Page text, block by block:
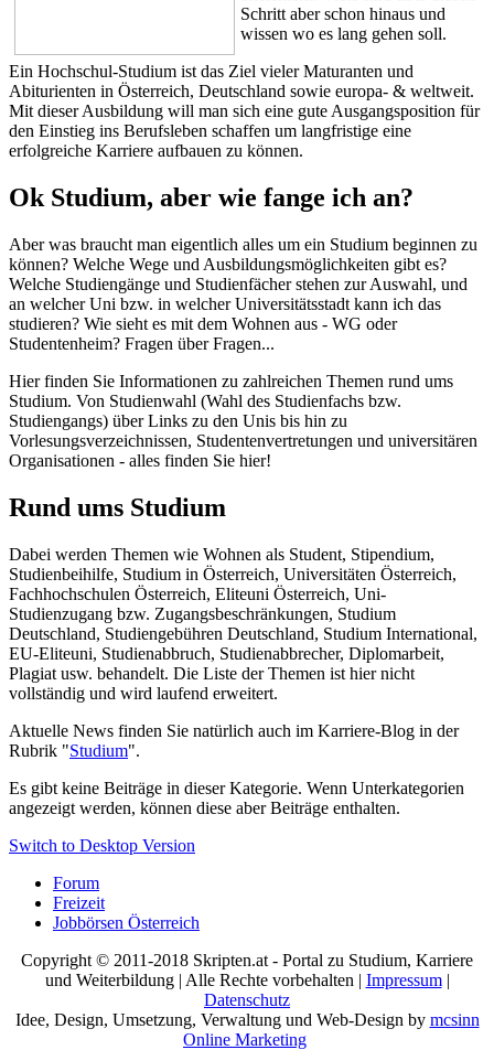
Schritt aber schon hinaus und
wissen wo es lang gehen soll.
Ein Hochschul-Studium ist das Ziel vieler Maturanten und
Abiturienten in Österreich, Deutschland sowie europa- & weltweit.
Mit dieser Ausbildung will man sich eine gute Ausgangsposition für
den Einstieg ins Berufsleben schaffen um langfristige eine
erfolgreiche Karriere aufbauen zu können.
Ok Studium, aber wie fange ich an?
Aber was braucht man eigentlich alles um ein Studium beginnen zu
können? Welche Wege und Ausbildungsmöglichkeiten gibt es?
Welche Studiengänge und Studienfächer stehen zur Auswahl, und
an welcher Uni bzw. in welcher Universitätsstadt kann ich das
studieren? Wie sieht es mit dem Wohnen aus - WG oder
Studentenheim? Fragen über Fragen...
Hier finden Sie Informationen zu zahlreichen Themen rund ums
Studium. Von Studienwahl (Wahl des Studienfachs bzw.
Studiengangs) über Links zu den Unis bis hin zu
Vorlesungsverzeichnissen, Studentenvertretungen und universitären
Organisationen - alles finden Sie hier!
Rund ums Studium
Dabei werden Themen wie Wohnen als Student, Stipendium,
Studienbeihilfe, Studium in Österreich, Universitäten Österreich,
Fachhochschulen Österreich, Eliteuni Österreich, Uni-
Studienzugang bzw. Zugangsbeschränkungen, Studium
Deutschland, Studiengebühren Deutschland, Studium International,
EU-Eliteuni, Studienabbruch, Studienabbrecher, Diplomarbeit,
Plagiat usw. behandelt. Die Liste der Themen ist hier nicht
vollständig und wird laufend erweitert.
Aktuelle News finden Sie natürlich auch im Karriere-Blog in der
Rubrik "Studium".
Es gibt keine Beiträge in dieser Kategorie. Wenn Unterkategorien
angezeigt werden, können diese aber Beiträge enthalten.
Switch to Desktop Version
Forum
Freizeit
Jobbörsen Österreich
Copyright © 2011-2018 Skripten.at - Portal zu Studium, Karriere
und Weiterbildung | Alle Rechte vorbehalten | Impressum|
Datenschutz
Idee, Design, Umsetzung, Verwaltung und Web-Design by mcsinn
Online Marketing